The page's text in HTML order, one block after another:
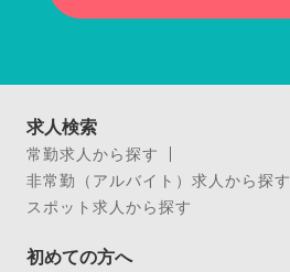
求人検索
常勤求人から探す
非常勤（アルバイト）求人から探す
スポット求人から探す
初めての方へ